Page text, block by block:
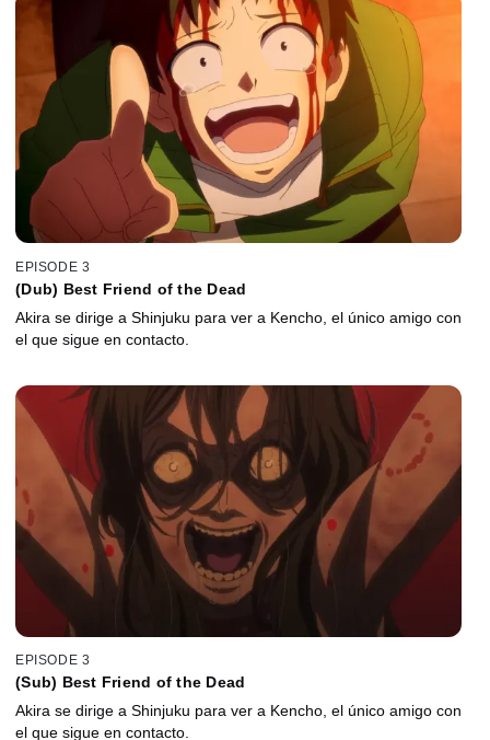
EPISODE 3
(Dub) Best Friend of the Dead
Akira se dirige a Shinjuku para ver a Kencho, el único amigo con
el que sigue en contacto.
EPISODE 3
(Sub) Best Friend of the Dead
Akira se dirige a Shinjuku para ver a Kencho, el único amigo con
el que sigue en contacto.